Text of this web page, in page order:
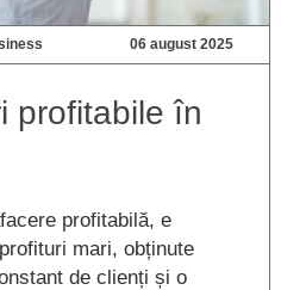
06 august 2025
profitabile în
profitabilă, e
mari, obținute
de clienți și o